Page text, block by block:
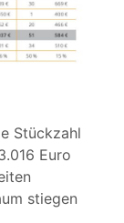
Stückzahl
Euro
stiegen